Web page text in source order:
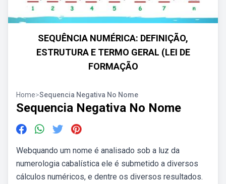
SEQUÊNCIA NUMÉRICA: DEFINIÇÃO,
ESTRUTURA E TERMO GERAL (LEI DE
FORMAÇÃO
Home>Sequencia Negativa No Nome
Sequencia Negativa No Nome
Webquando um nome é analisado sob a luz da
numerologia cabalística ele é submetido a diversos
cálculos numéricos, e dentre os diversos resultados.